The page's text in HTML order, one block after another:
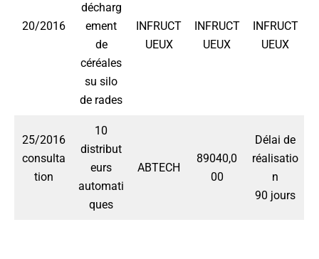
20/2016
décharg
ement
de
céréales
su silo
de rades
INFRUCT
UEUX
INFRUCT
UEUX
INFRUCT
UEUX
25/2016
consulta
tion
10
distribut
eurs
automati
ques
ABTECH
89040,0
00
Délai de
réalisatio
n
90 jours